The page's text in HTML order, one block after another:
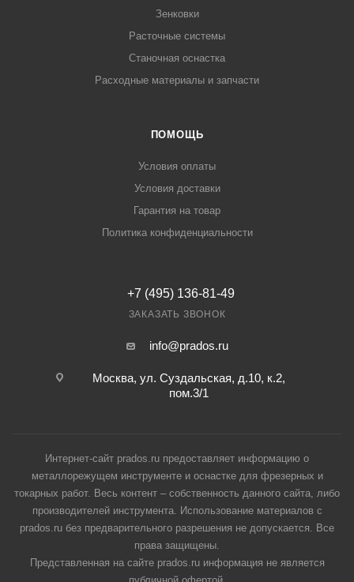
Зенковки
Расточные системы
Станочная оснастка
Расходные материалы и запчасти
ПОМОЩЬ
Условия оплаты
Условия доставки
Гарантия на товар
Политика конфиденциальности
+7 (495) 136-81-49
ЗАКАЗАТЬ ЗВОНОК
info@prados.ru
Москва, ул. Суздальская, д.10, к.2,
пом.3/1
Интернет-сайт prados.ru предоставляет информацию о
металлорежущем инструменте и оснастке для фрезерных и
токарных работ. Весь контент – собственность данного сайта, либо
производителей инструмента. Использование материалов с
prados.ru без предварительного разрешения не допускается. Все
права защищены.
Представленная на сайте prados.ru информация не является